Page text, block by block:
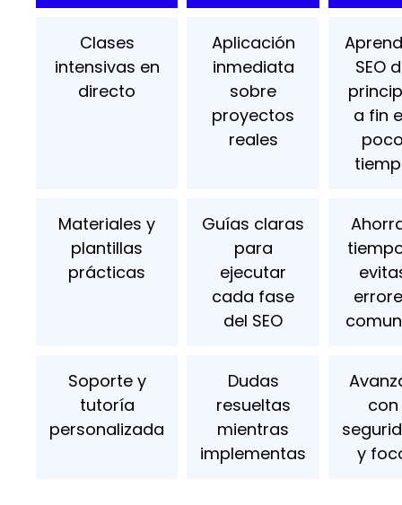
Clases
intensivas en
directo
Aplicación
inmediata
sobre
proyectos
reales
SEO
a fin
Materiales y
plantillas
prácticas
Guías claras
para
ejecutar
cada fase
del SEO
Soporte y
tutoría
personalizada
Dudas
resueltas
mientras
implementas
con
y